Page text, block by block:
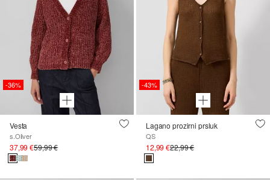
-36%
Vesta
s.Oliver
37,99 €59,99 €
-43%
Lagano prozirni prsluk
QS
12,99 €22,99 €